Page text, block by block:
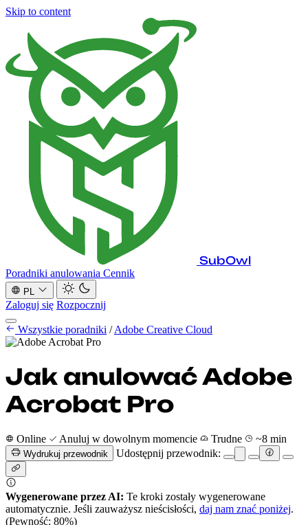
Skip to content
SubOwl
Poradniki anulowania Cennik
PL
Zaloguj się Rozpocznij
Poradniki anulowania Cennik
PL
Wszystkie poradniki / Adobe Creative Cloud
Jak anulować Adobe
Acrobat Pro
Online Anuluj w dowolnym momencie Trudne ~8 min
Wydrukuj przewodnik Udostępnij przewodnik:
Wygenerowane przez AI: Te kroki zostały wygenerowane
automatycznie. Jeśli zauważysz nieścisłości, daj nam znać poniżej.
(Pewność: 80%)